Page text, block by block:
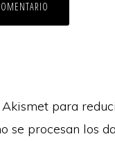
para
se procesan los